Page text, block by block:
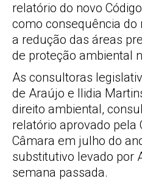
relatório do novo
como consequência do
a redução das áreas
de proteção ambiental
As consultoras
de Araújo e Ilidia
direito ambiental,
relatório aprovado pela
Câmara em julho do
substitutivo levado por
semana passada.